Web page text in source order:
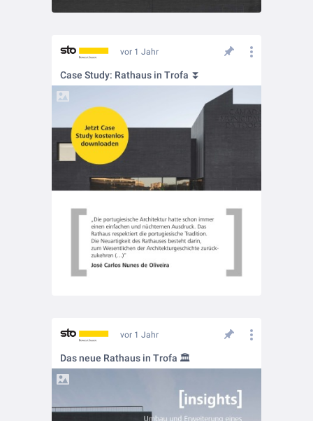
vor 1 Jahr
Case Study: Rathaus in Trofa ⏬
vor 1 Jahr
Das neue Rathaus in Trofa 🏛️